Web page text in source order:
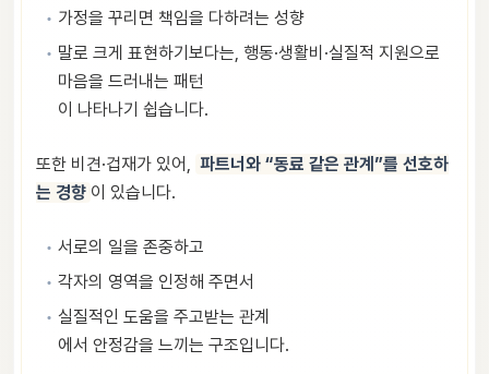
가정을 꾸리면 책임을 다하려는 성향
말로 크게 표현하기보다는, 행동·생활비·실질적 지원으로
마음을 드러내는 패턴
이 나타나기 쉽습니다.
또한 비견·겁재가 있어, 파트너와 “동료 같은 관계”를 선호하
는 경향 이 있습니다.
서로의 일을 존중하고
각자의 영역을 인정해 주면서
실질적인 도움을 주고받는 관계
에서 안정감을 느끼는 구조입니다.